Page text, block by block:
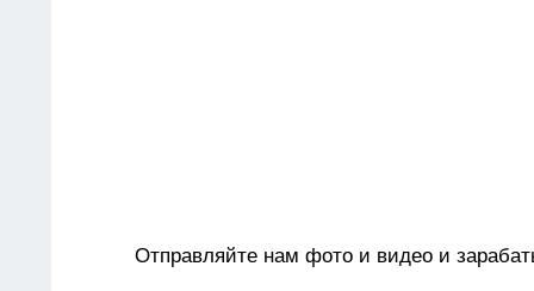
Отправляйте нам фото и видео и